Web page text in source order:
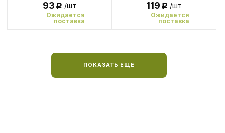
93Р /шт
Ожидается
поставка
119Р /шт
Ожидается
поставка
ПОКАЗАТЬ ЕЩЕ